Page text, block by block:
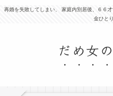
再婚を失敗してしまい、 家庭内別居後、６６
金ひと
だめ女